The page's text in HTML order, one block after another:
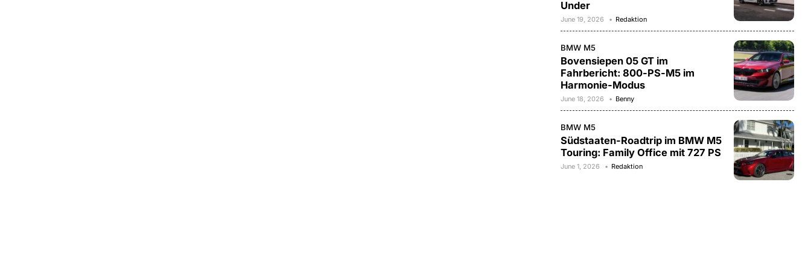
Under
June 19, 2026 Redaktion
BMW M5
Bovensiepen 05 GT im
Fahrbericht: 800-PS-M5 im
Harmonie-Modus
June 18, 2026 Benny
BMW M5
Südstaaten-Roadtrip im BMW M5
Touring: Family Office mit 727 PS
June 1, 2026 Redaktion